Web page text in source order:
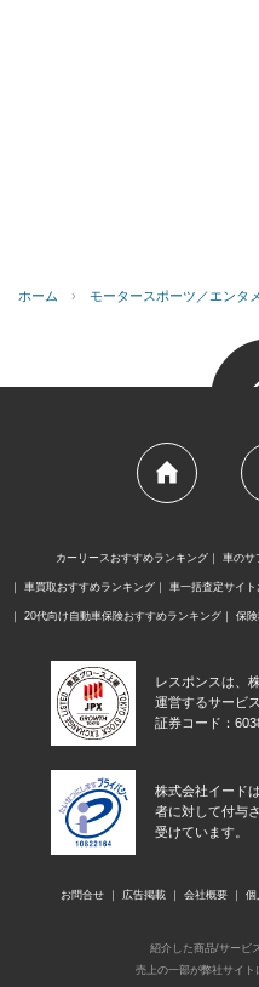
ホーム › モータースポーツ／エンタメ
カーリースおすすめランキング 車のサ
車買取おすすめランキング 車一括査定サイ
20代向け自動車保険おすすめランキング 保
レスポンスは、
運営するサービス
証券コード：
株式会社イード
者に対して付与
受けています。
お問合せ 広告掲載 会社概要 個
紹介した商品/サービ
売上の一部が弊社サイト